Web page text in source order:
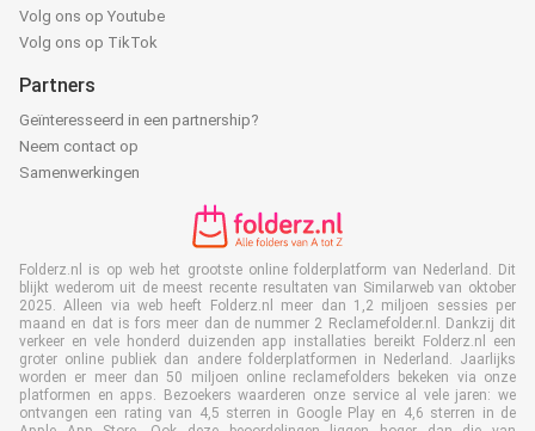
Volg ons op Youtube
Volg ons op TikTok
Partners
Geïnteresseerd in een partnership?
Neem contact op
Samenwerkingen
Folderz.nl is op web het grootste online folderplatform van Nederland. Dit
blijkt wederom uit de meest recente resultaten van Similarweb van oktober
2025. Alleen via web heeft Folderz.nl meer dan 1,2 miljoen sessies per
maand en dat is fors meer dan de nummer 2 Reclamefolder.nl. Dankzij dit
verkeer en vele honderd duizenden app installaties bereikt Folderz.nl een
groter online publiek dan andere folderplatformen in Nederland. Jaarlijks
worden er meer dan 50 miljoen online reclamefolders bekeken via onze
platformen en apps. Bezoekers waarderen onze service al vele jaren: we
ontvangen een rating van 4,5 sterren in Google Play en 4,6 sterren in de